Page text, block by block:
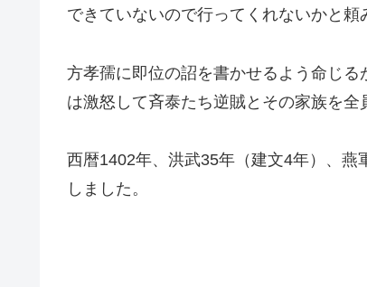
できていないので行ってくれないかと頼
方孝孺に即位の詔を書かせるよう命じ
は激怒して斉泰たち逆賊とその家族を全
西暦1402年、洪武35年（建文4年）、
しました。